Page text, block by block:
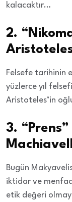
kalacaktır…
2.
Felsefe tarihinin
yüzlerce yıl
Aristoteles’in
3.
Bugün
iktidar ve
etik değeri